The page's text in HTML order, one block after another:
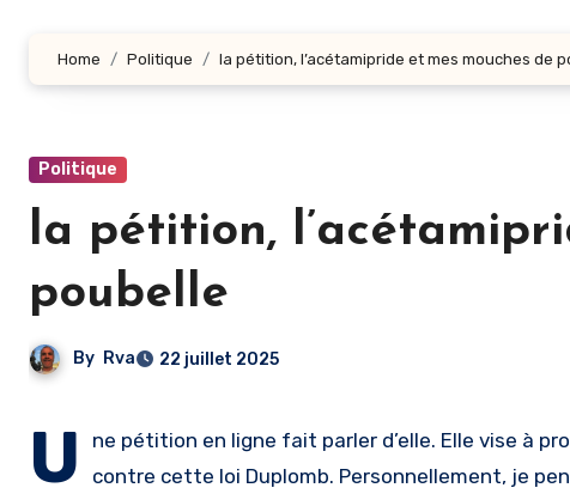
Home Politique la pétition, l’acétamipride et mes mouches de
Politique
la pétition,
poubelle
By Rva 22 juillet 2025
U
ne pétition en ligne fait parler d’elle. Elle vise à
contre cette loi Duplomb. Personnellement, je